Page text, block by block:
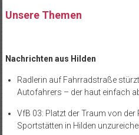
Unsere Themen
Nachrichten aus Hilden
Radlerin auf Fahrradstraße
Autofahrers – der haut einfach
VfB 03: Platzt der Traum von der
Sportstätten in Hilden